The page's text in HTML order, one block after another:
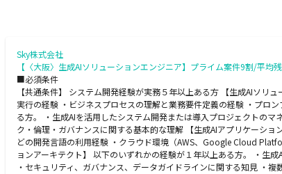
Sky株式会社
【〈大阪〉生成AIソリューションエンジニア】プライム案件9割/平
■必須条件
【共通条件】 システム開発経験が実務５年以上ある方 【生成AIソリ
実行の経験 ・ビジネスプロセスの理解と業務要件定義の経験 ・プロ
る方。 ・生成AIを活用したシステム開発または導入プロジェクトの
ク・倫理・ガバナンスに関する基本的な理解 【生成AIアプリケーシ
どの開発言語の利用経験 ・クラウド環境（AWS、Google Cloud
ョンアーキテクト】 以下のいずれかの経験が１年以上ある方。 ・生
・セキュリティ、ガバナンス、データガイドラインに関する知見 ・